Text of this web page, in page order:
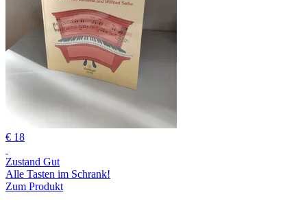
€ 18
Zustand Gut
Alle Tasten im Schrank!
Zum Produkt